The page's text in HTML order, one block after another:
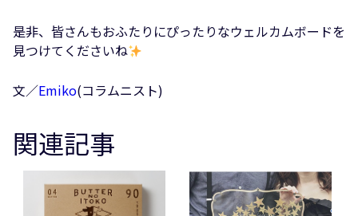
是非、皆さんもおふたりにぴったりなウェルカムボードを
見つけてくださいね
文／Emiko(コラムニスト)
関連記事